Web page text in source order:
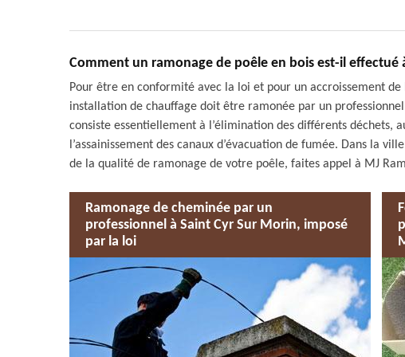
Comment un ramonage de poêle en bois est-il effectué
Pour être en conformité avec la loi et pour un accroissement
installation de chauffage doit être ramonée par un
consiste essentiellement à l’élimination des différents déchets,
l’assainissement des canaux d’évacuation de fumée. Dans la
de la qualité de ramonage de votre poêle, faites appel à MJ
Ramonage de cheminée par un
professionnel à Saint Cyr Sur Morin, imposé
par la loi